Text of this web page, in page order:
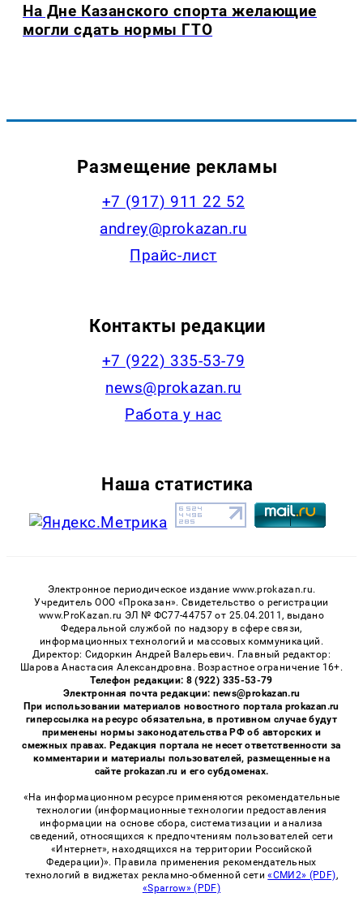
На Дне Казанского спорта желающие
могли сдать нормы ГТО
Размещение рекламы
+7 (917) 911 22 52
andrey@prokazan.ru
Прайс-лист
Контакты редакции
+7 (922) 335-53-79
news@prokazan.ru
Работа у нас
Наша статистика
Электронное периодическое издание www.prokazan.ru.
Учредитель ООО «Проказан». Cвидетельство о регистрации
www.ProKazan.ru ЭЛ № ФС77-44757 от 25.04.2011, выдано
Федеральной службой по надзору в сфере связи,
информационных технологий и массовых коммуникаций.
Директор: Сидоркин Андрей Валерьевич. Главный редактор:
Шарова Анастасия Александровна. Возрастное ограничение 16+.
Телефон редакции: 8 (922) 335-53-79
Электронная почта редакции: news@prokazan.ru
При использовании материалов новостного портала prokazan.ru
гиперссылка на ресурс обязательна, в противном случае будут
применены нормы законодательства РФ об авторских и
смежных правах. Редакция портала не несет ответственности за
комментарии и материалы пользователей, размещенные на
сайте prokazan.ru и его субдоменах.
«На информационном ресурсе применяются рекомендательные
технологии (информационные технологии предоставления
информации на основе сбора, систематизации и анализа
сведений, относящихся к предпочтениям пользователей сети
«Интернет», находящихся на территории Российской
Федерации)». Правила применения рекомендательных
технологий в виджетах рекламно-обменной сети«СМИ2» (PDF),
«Sparrow» (PDF)